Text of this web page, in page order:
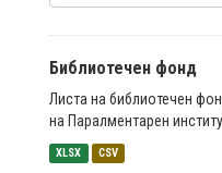
Библиотечен фонд
Листа на библиотечен
на Паралментарен
XLSX CSV